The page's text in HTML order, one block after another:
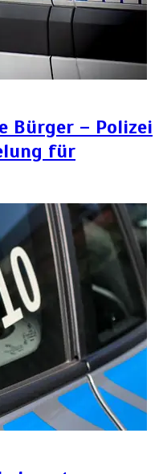
Bürger – Polizei
für